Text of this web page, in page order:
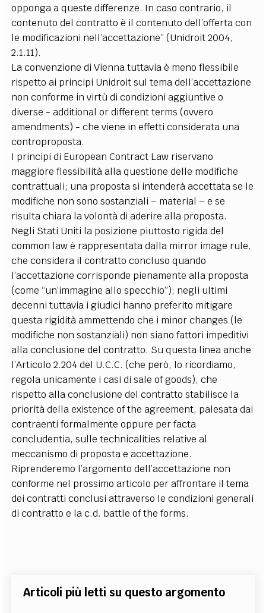
opponga a queste differenze. In caso contrario, il
contenuto del contratto è il contenuto dell’offerta con
le modificazioni nell’accettazione” (Unidroit 2004,
2.1.11).
La convenzione di Vienna tuttavia è meno flessibile
rispetto ai principi Unidroit sul tema dell’accettazione
non conforme in virtù di condizioni aggiuntive o
diverse - additional or different terms (ovvero
amendments) - che viene in effetti considerata una
controproposta.
I principi di European Contract Law riservano
maggiore flessibilità alla questione delle modifiche
contrattuali; una proposta si intenderà accettata se le
modifiche non sono sostanziali – material – e se
risulta chiara la volontà di aderire alla proposta.
Negli Stati Uniti la posizione piuttosto rigida del
common law è rappresentata dalla mirror image rule,
che considera il contratto concluso quando
l’accettazione corrisponde pienamente alla proposta
(come “un’immagine allo specchio”); negli ultimi
decenni tuttavia i giudici hanno preferito mitigare
questa rigidità ammettendo che i minor changes (le
modifiche non sostanziali) non siano fattori impeditivi
alla conclusione del contratto. Su questa linea anche
l’Articolo 2.204 del U.C.C. (che però, lo ricordiamo,
regola unicamente i casi di sale of goods), che
rispetto alla conclusione del contratto stabilisce la
priorità della existence of the agreement, palesata dai
contraenti formalmente oppure per facta
concludentia, sulle technicalities relative al
meccanismo di proposta e accettazione.
Riprenderemo l’argomento dell’accettazione non
conforme nel prossimo articolo per affrontare il tema
dei contratti conclusi attraverso le condizioni generali
di contratto e la c.d. battle of the forms.
Articoli più letti su questo argomento